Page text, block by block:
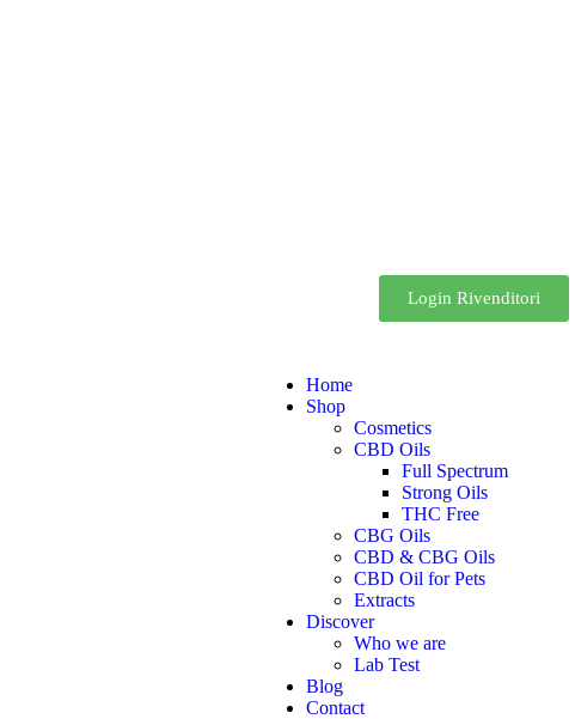
Login Rivenditori
Home
Shop
Cosmetics
CBD Oils
Full Spectrum
Strong Oils
THC Free
CBG Oils
CBD & CBG Oils
CBD Oil for Pets
Extracts
Discover
Who we are
Lab Test
Blog
Contact